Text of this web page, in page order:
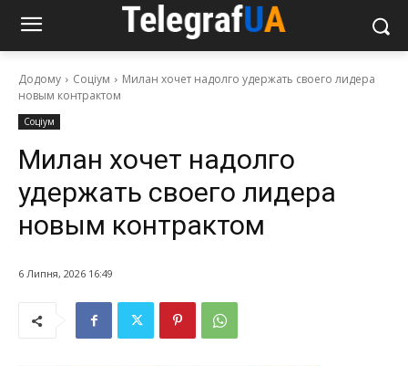
Додому Соціум
Милан хочет надолго удержать своего лидера
новым контрактом
Соціум
Милан хочет надолго
удержать своего лидера
новым контрактом
6 Липня, 2026 16:49